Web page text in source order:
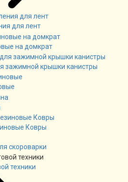
для лент
на домкрат
зажимной крышки канистры
Ковры
скороварки
техники